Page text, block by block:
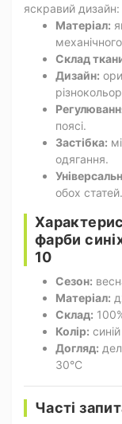
яскравий дизайн:
Матеріал:
Склад
Дизайн:
поясі.
Застібка:
одягання.
обох статей.
фарби
10
Сезон:
Матеріал:
Склад:
Колір:
Догляд:
30°C
Часті